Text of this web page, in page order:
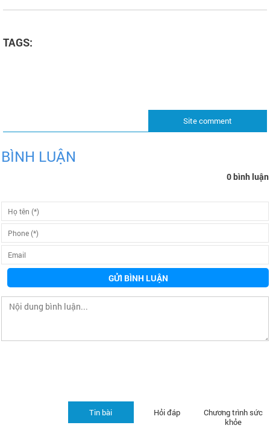
TAGS:
Site comment
BÌNH LUẬN
0 bình luận
GỬI BÌNH LUẬN
Chương trình sức
khỏe
Hỏi đáp
Tin bài